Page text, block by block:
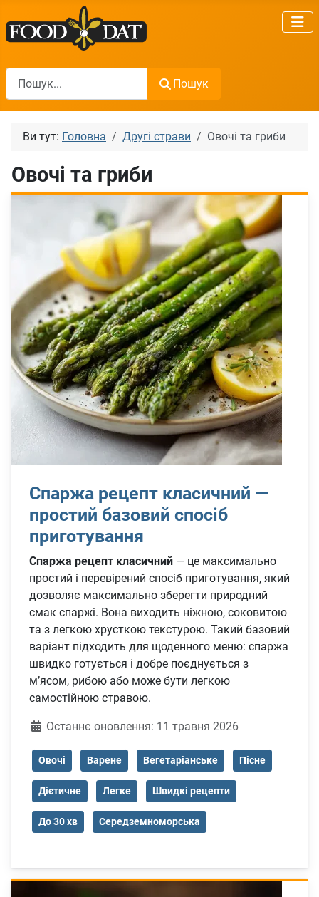
Пошук
Пошук
Ви тут: Головна Другі страви Овочі та гриби
Овочі та гриби
Спаржа рецепт класичний —
простий базовий спосіб
приготування
Спаржа рецепт класичний — це максимально
простий і перевірений спосіб приготування, який
дозволяє максимально зберегти природний
смак спаржі. Вона виходить ніжною, соковитою
та з легкою хрусткою текстурою. Такий базовий
варіант підходить для щоденного меню: спаржа
швидко готується і добре поєднується з
м’ясом, рибою або може бути легкою
самостійною стравою.
ДеталіОстаннє оновлення: 11 травня 2026
Овочі Варене Вегетаріанське Пісне
Дієтичне Легке Швидкі рецепти
До 30 хв Середземноморська